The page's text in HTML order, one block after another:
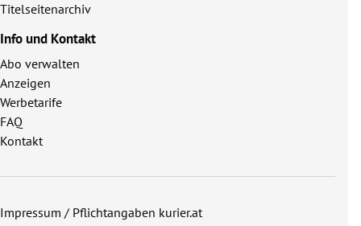
Titelseitenarchiv
Info und Kontakt
Abo verwalten
Anzeigen
Werbetarife
FAQ
Kontakt
Impressum / Pflichtangaben kurier.at